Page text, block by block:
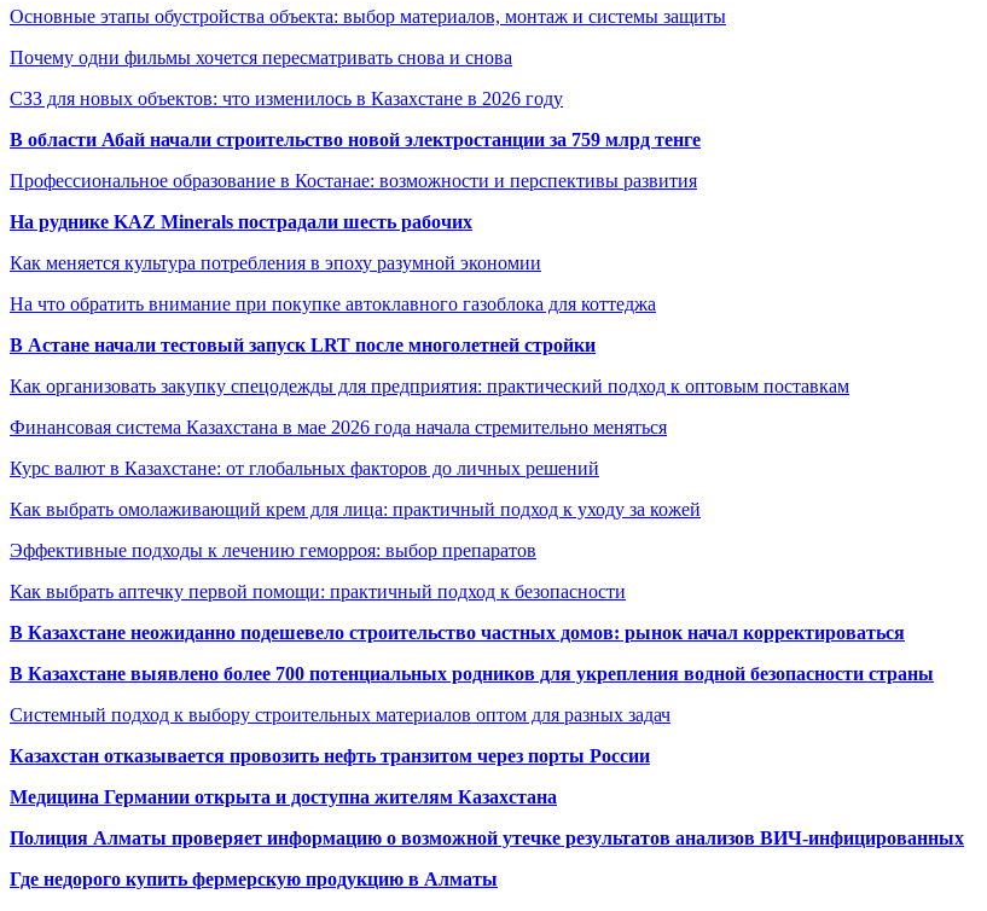
Основные этапы обустройства объекта: выбор материалов, монтаж и системы защиты
Почему одни фильмы хочется пересматривать снова и снова
СЗЗ для новых объектов: что изменилось в Казахстане в 2026 году
В области Абай начали строительство новой электростанции за 759 млрд тенге
Профессиональное образование в Костанае: возможности и перспективы развития
На руднике KAZ Minerals пострадали шесть рабочих
Как меняется культура потребления в эпоху разумной экономии
На что обратить внимание при покупке автоклавного газоблока для коттеджа
В Астане начали тестовый запуск LRT после многолетней стройки
Как организовать закупку спецодежды для предприятия: практический подход к оптовым поставкам
Финансовая система Казахстана в мае 2026 года начала стремительно меняться
Курс валют в Казахстане: от глобальных факторов до личных решений
Как выбрать омолаживающий крем для лица: практичный подход к уходу за кожей
Эффективные подходы к лечению геморроя: выбор препаратов
Как выбрать аптечку первой помощи: практичный подход к безопасности
В Казахстане неожиданно подешевело строительство частных домов: рынок начал корректироваться
В Казахстане выявлено более 700 потенциальных родников для укрепления водной безопасности страны
Системный подход к выбору строительных материалов оптом для разных задач
Казахстан отказывается провозить нефть транзитом через порты России
Медицина Германии открыта и доступна жителям Казахстана
Полиция Алматы проверяет информацию о возможной утечке результатов анализов ВИЧ-инфицированных
Где недорого купить фермерскую продукцию в Алматы